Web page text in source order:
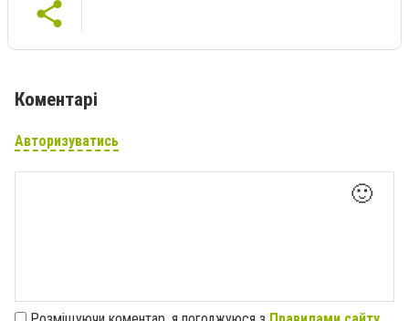
Коментарі
Авторизуватись
🙂